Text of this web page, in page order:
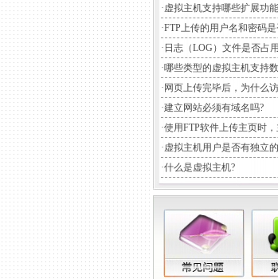
·虚拟主机支持哪些扩展功
·FTP上传的用户名和密码是
· 日志（LOG）文件是否占
·哪些类型的虚拟主机支持
· 网页上传完毕后，为什么
·建立网站必须有域名吗?
·使用FTP软件上传主页时，
·虚拟主机用户是否有独立
·什么是虚拟主机?